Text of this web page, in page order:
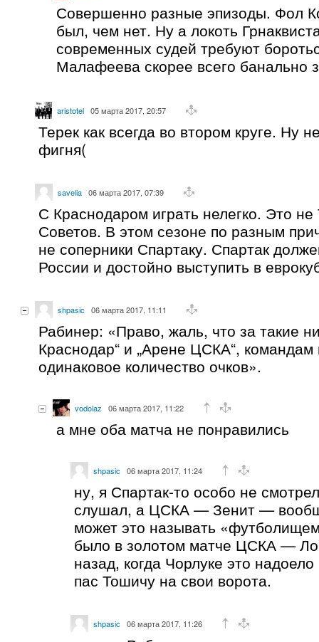
Совершенно разные эпизоды. Фол
был, чем нет. Ну а локоть
современных судей требуют
Малафеева скорее всего банально
aristotel 05 марта 2017, 20:57
Терек как всегда во втором круге. Ну
фигня(
savelia 06 марта 2017, 07:39
С Краснодаром играть нелегко. Это
Советов. В этом сезоне по разным
не соперники Спартаку. Спартак
России и достойно выступить в
shpasic 06 марта 2017, 11:11
Рабинер: «Право, жаль, что за такие
Краснодар“ и „Арене ЦСКА“, командам
одинаковое количество очков».
vodolaz 06 марта 2017, 11:22
а мне оба матча не понравились
shpasic 06 марта 2017, 11:24
ну, я Спартак-то особо не
слушал, а ЦСКА — Зенит —
может это называть
было в золотом матче ЦСКА —
назад, когда Чорлуке это
пас Тошичу на свои ворота.
shpasic 06 марта 2017, 11:26